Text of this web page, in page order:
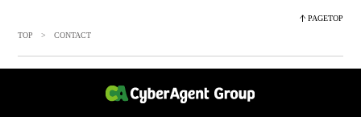
PAGETOP
TOP
> CONTACT